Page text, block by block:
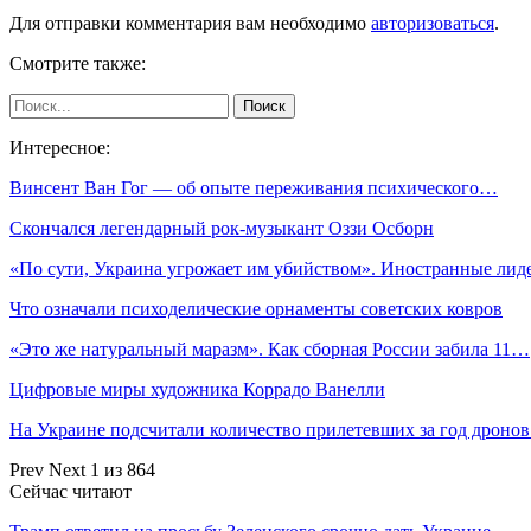
Для отправки комментария вам необходимо авторизоваться.
Смотрите также:
Интересное:
Винсент Ван Гог — об опыте переживания психического…
Скончался легендарный рок-музыкант Оззи Осборн
«По сути, Украина угрожает им убийством». Иностранные
Что означали психоделические орнаменты советских ковров
«Это же натуральный маразм». Как сборная России забила 11…
Цифровые миры художника Коррадо Ванелли
На Украине подсчитали количество прилетевших за год
Prev Next 1 из 864
Сейчас читают